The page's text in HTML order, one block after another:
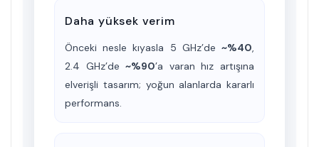
Daha yüksek verim
Önceki nesle kıyasla 5 GHz’de ~%40,
2.4 GHz’de~%90’a varan hız artışına
elverişli tasarım; yoğun alanlarda kararlı
performans.